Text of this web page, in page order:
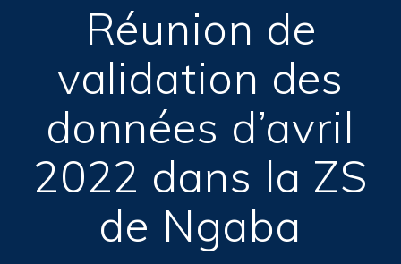
Réunion de
validation des
données d’avril
2022 dans la ZS
de Ngaba